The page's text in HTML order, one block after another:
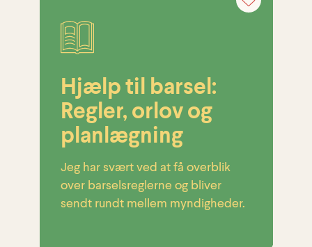
Hjælp til barsel:
Regler, orlov og
planlægning
Jeg har svært ved at få overblik
over barselsreglerne og bliver
sendt rundt mellem myndigheder.